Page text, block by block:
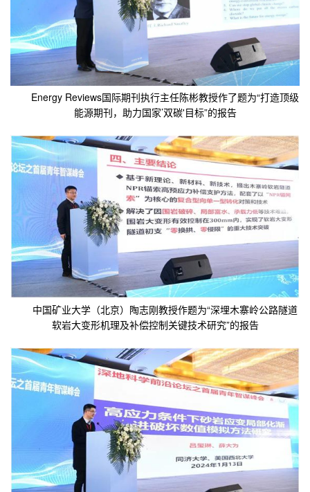
Energy Reviews国际期刊执行主任陈彬教授作了题为“打造顶级
能源期刊，助力国家’双碳'目标”的报告
中国矿业大学（北京）陶志刚教授作题为“深埋木寨岭公路隧道
软岩大变形机理及补偿控制关键技术研究”的报告